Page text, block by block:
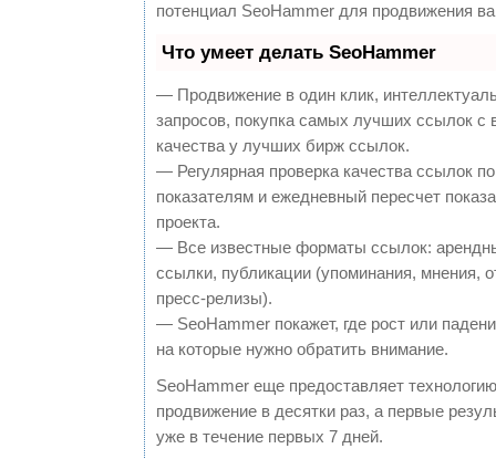
потенциал SeoHammer для продвижения
Что умеет делать SeoHammer
— Продвижение в один клик,
запросов, покупка самых лучших ссылок с
качества у лучших бирж ссылок.
— Регулярная проверка качества ссылок
показателям и ежедневный пересчет
проекта.
— Все известные форматы ссылок:
ссылки, публикации (упоминания, мнения,
пресс-релизы).
— SeoHammer покажет, где рост или
на которые нужно обратить внимание.
SeoHammer еще предоставляет
продвижение в десятки раз, а первые
уже в течение первых 7 дней.